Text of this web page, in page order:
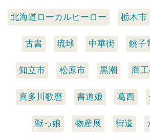
北海道ローカルヒーロー 栃木市
古書 琉球 中華街 銚子
知立市 松原市 黒潮 商
喜多川歌麿 書道娘 葛西
獣っ娘 物産展 街道